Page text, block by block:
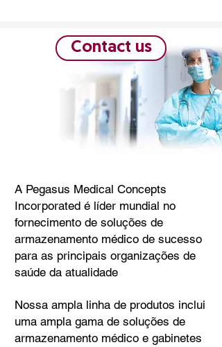
Contact us
A Pegasus Medical Concepts
Incorporated é líder mundial no
fornecimento de soluções de
armazenamento médico de sucesso
para as principais organizações de
saúde da atualidade
Nossa ampla linha de produtos inclui
uma ampla gama de soluções de
armazenamento médico e gabinetes